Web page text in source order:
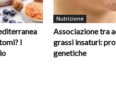
I
Nutrizione
Associazione tra
grassi insaturi:
genetiche